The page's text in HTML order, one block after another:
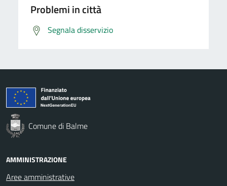
Problemi in città
Segnala disservizio
Comune di Balme
AMMINISTRAZIONE
Aree amministrative